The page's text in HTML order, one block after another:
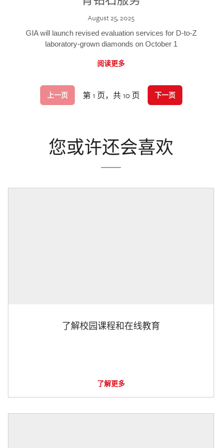
August 25, 2025
GIA will launch revised evaluation services for D-to-Z
laboratory-grown diamonds on October 1
阅读更多
上一页 第 1 页，共 10 页 下一页
您或许还会喜欢
了解校园课程和在线教育
了解更多